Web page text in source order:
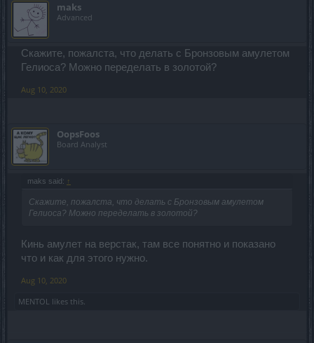
maks
Advanced
Скажите, пожалста, что делать с Бронзовым амулетом
Гелиоса? Можно переделать в золотой?
Aug 10, 2020
OopsFoos
Board Analyst
maks said: ↑
Скажите, пожалста, что делать с Бронзовым амулетом
Гелиоса? Можно переделать в золотой?
Кинь амулет на верстак, там все понятно и показано
что и как для этого нужно.
Aug 10, 2020
MENTOL likes this.